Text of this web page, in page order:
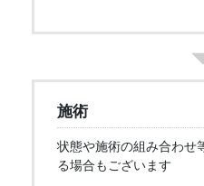
施術
状態や施術の組み合わせ
る場合もございます